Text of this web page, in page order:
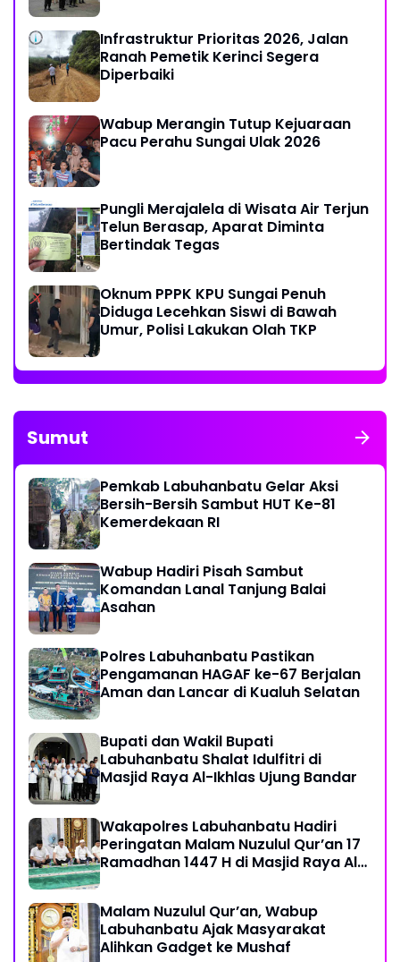
Infrastruktur Prioritas 2026, Jalan
Ranah Pemetik Kerinci Segera
Diperbaiki
Wabup Merangin Tutup Kejuaraan
Pacu Perahu Sungai Ulak 2026
Pungli Merajalela di Wisata Air Terjun
Telun Berasap, Aparat Diminta
Bertindak Tegas
Oknum PPPK KPU Sungai Penuh
Diduga Lecehkan Siswi di Bawah
Umur, Polisi Lakukan Olah TKP
Sumut
Pemkab Labuhanbatu Gelar Aksi
Bersih-Bersih Sambut HUT Ke-81
Kemerdekaan RI
Wabup Hadiri Pisah Sambut
Komandan Lanal Tanjung Balai
Asahan
Polres Labuhanbatu Pastikan
Pengamanan HAGAF ke-67 Berjalan
Aman dan Lancar di Kualuh Selatan
Bupati dan Wakil Bupati
Labuhanbatu Shalat Idulfitri di
Masjid Raya Al-Ikhlas Ujung Bandar
Wakapolres Labuhanbatu Hadiri
Peringatan Malam Nuzulul Qur’an 17
Ramadhan 1447 H di Masjid Raya Al-
Malam Nuzulul Qur’an, Wabup
Labuhanbatu Ajak Masyarakat
Alihkan Gadget ke Mushaf